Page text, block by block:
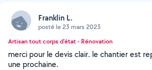
Franklin L.
posté le 23 mars 2023
Artisan tout corps d'état - Rénovation
merci pour le devis clair. le chantier est
une prochaine.